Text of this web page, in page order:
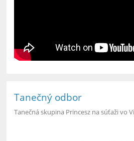
Tanečný odbor
Tanečná skupina Princesz na súťaži vo